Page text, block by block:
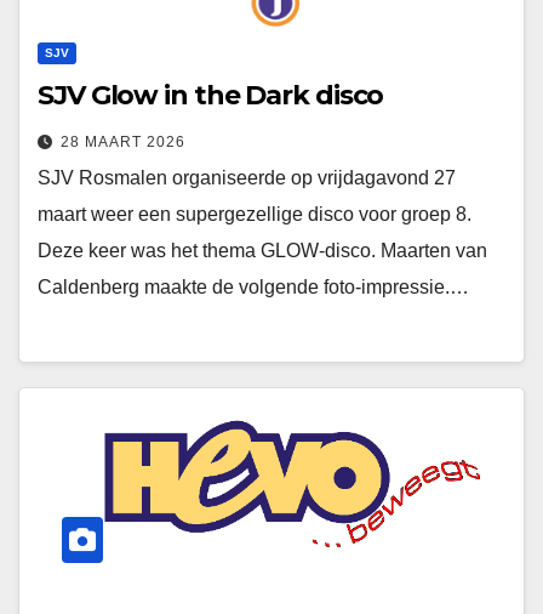
SJV
SJV Glow in the Dark disco
28 MAART 2026
SJV Rosmalen organiseerde op vrijdagavond 27
maart weer een supergezellige disco voor groep 8.
Deze keer was het thema GLOW-disco. Maarten van
Caldenberg maakte de volgende foto-impressie.…